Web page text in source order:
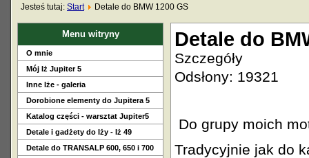
Jesteś tutaj: Start Detale do BMW 1200 GS
Menu witryny
O mnie
Mój Iż Jupiter 5
Inne Iże - galeria
Dorobione elementy do Jupitera 5
Katalog części - warsztat Jupiter5
Detale i gadżety do Iży - Iż 49
Detale do TRANSALP 600, 650 i 700
Detale do
Szczegóły
Odsłony: 19321
Do grupy moich
Tradycyjnie jak do